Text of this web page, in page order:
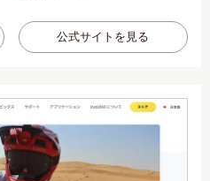
公式サイトを見る